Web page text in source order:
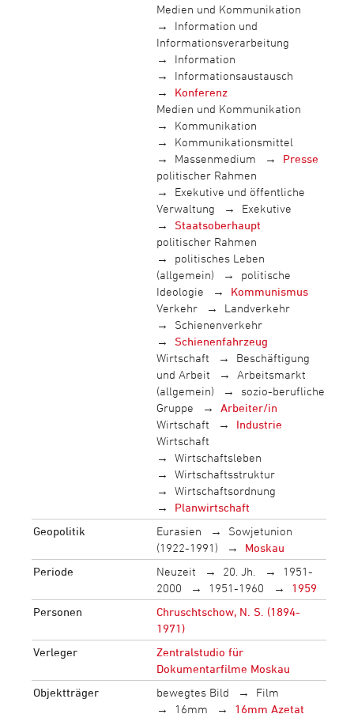
Medien und Kommunikation
Information und
Informationsverarbeitung
Information
Informationsaustausch
Konferenz
Medien und Kommunikation
Kommunikation
Kommunikationsmittel
Massenmedium
Presse
politischer Rahmen
Exekutive und öffentliche
Verwaltung
Exekutive
Staatsoberhaupt
politischer Rahmen
politisches Leben
(allgemein)
politische
Ideologie
Kommunismus
Verkehr
Landverkehr
Schienenverkehr
Schienenfahrzeug
Wirtschaft
Beschäftigung
und Arbeit
Arbeitsmarkt
(allgemein)
sozio-berufliche
Gruppe
Arbeiter/in
Wirtschaft
Industrie
Wirtschaft
Wirtschaftsleben
Wirtschaftsstruktur
Wirtschaftsordnung
Planwirtschaft
Geopolitik
Eurasien
Sowjetunion
(1922-1991)
Moskau
Periode
Neuzeit 20. Jh.
1951-
2000
1951-1960
1959
Personen
Chruschtschow, N. S. (1894-
1971)
Verleger
Zentralstudio für
Dokumentarfilme Moskau
Objektträger
bewegtes Bild
Film
16mm
16mm Azetat